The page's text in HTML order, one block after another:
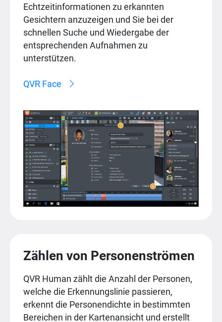
Echtzeitinformationen zu erkannten
Gesichtern anzuzeigen und Sie bei der
schnellen Suche und Wiedergabe der
entsprechenden Aufnahmen zu
unterstützen.
QVR Face
Zählen von Personenströmen
QVR Human zählt die Anzahl der Personen,
welche die Erkennungslinie passieren,
erkennt die Personendichte in bestimmten
Bereichen in der Kartenansicht und erstellt